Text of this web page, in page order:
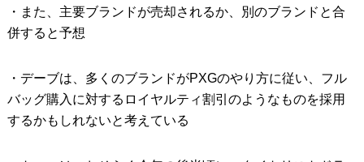
・また、主要ブランドが売却されるか、別のブランドと合
併すると予想
・デーブは、多くのブランドがPXGのやり方に従い、フル
バッグ購入に対するロイヤルティ割引のようなものを採用
するかもしれないと考えている